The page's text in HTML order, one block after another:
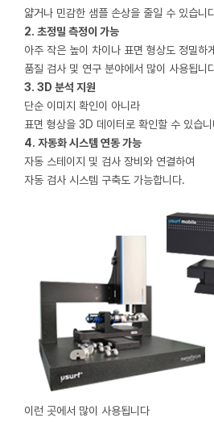
얇거나 민감한 샘플 손상을 줄일 수 있습니
2. 초정밀 측정이 가능
아주 작은 높이 차이나 표면 형상도 정밀하
품질 검사 및 연구 분야에서 많이 사용됩니
3. 3D 분석 지원
단순 이미지 확인이 아니라
표면 형상을 3D 데이터로 확인할 수 있습니
4. 자동화 시스템 연동 가능
자동 스테이지 및 검사 장비와 연결하여
자동 검사 시스템 구축도 가능합니다.
이런 곳에서 많이 사용됩니다